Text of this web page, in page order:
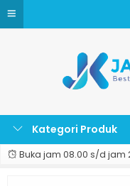
Kategori Produk
Buka jam 08.00 s/d jam